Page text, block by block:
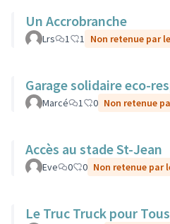
Un Accrobranche
Lrs 1 1 Non retenue par
Garage solidaire eco-
Marcé 1 0 Non retenue
Accès au stade St-Jean
Eve 0 0 Non retenue par
Le Truc Truck pour